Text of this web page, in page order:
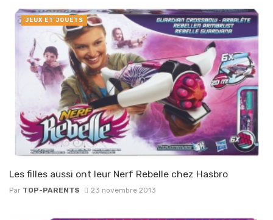
Les filles aussi ont leur Nerf Rebelle chez Hasbro
Par TOP-PARENTS 23 novembre 2013
JEUX ET JOUETS